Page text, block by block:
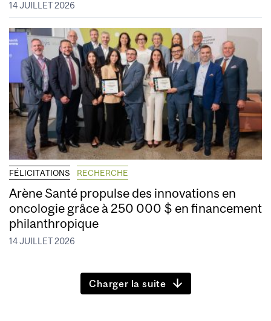
14 JUILLET 2026
FÉLICITATIONS RECHERCHE
Arène Santé propulse des innovations en
oncologie grâce à 250 000 $ en financement
philanthropique
14 JUILLET 2026
Charger la suite